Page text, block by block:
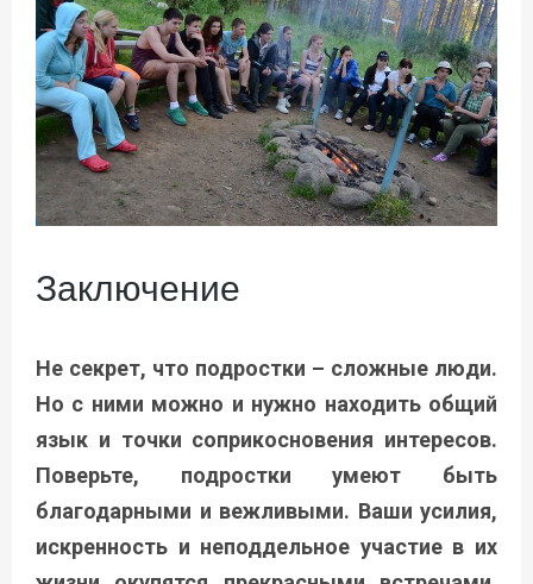
Заключение
Не секрет, что подростки – сложные люди.
Но с ними можно и нужно находить общий
язык и точки соприкосновения интересов.
Поверьте, подростки умеют быть
благодарными и вежливыми. Ваши усилия,
искренность и неподдельное участие в их